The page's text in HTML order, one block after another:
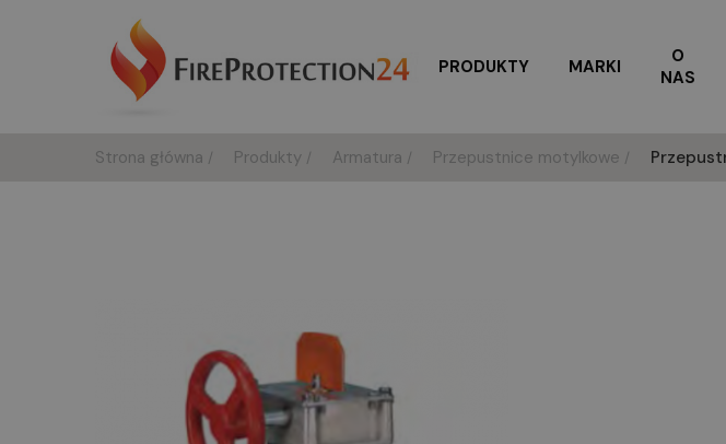
PRODUKTY MARKI
O
NAS
Strona główna Produkty Armatura Przepustnice motylkowe